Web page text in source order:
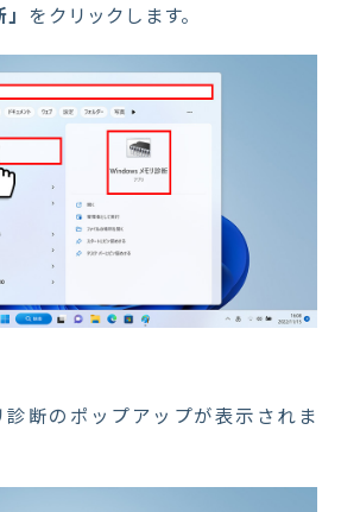
をクリックします。
診断のポップアップが表示されま